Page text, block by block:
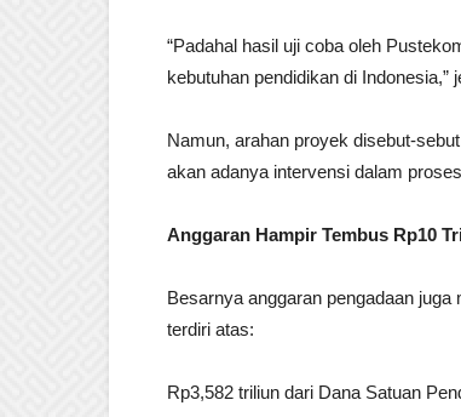
“Padahal hasil uji coba oleh
kebutuhan pendidikan di Indonesia,”
Namun, arahan proyek disebut-
akan adanya intervensi dalam
Anggaran Hampir Tembus Rp10
Besarnya anggaran pengadaan
terdiri atas:
Rp3,582 triliun dari Dana Satuan